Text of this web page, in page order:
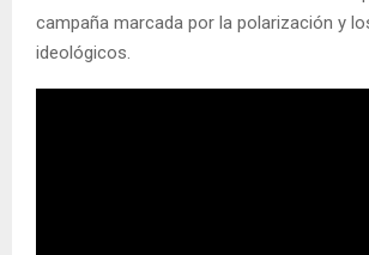
campaña marcada por la polarización y
ideológicos.